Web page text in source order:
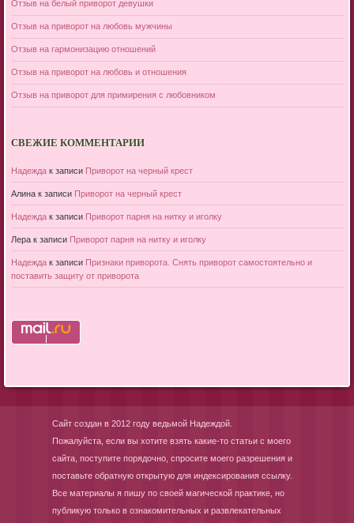
Отзыв на белый приворот девушки
Отзыв на приворот на любовь мужчины
Отзыв на гармонизацию отношений
Отзыв на приворот на любовь и отношения
Отзыв на приворот для примирения с любовником
СВЕЖИЕ КОММЕНТАРИИ
Надеждак записи Приворот на черный крест
Алинак записи Приворот на черный крест
Надеждак записи Приворот парня на нитку и иголку
Лерак записи Приворот парня на нитку и иголку
Надеждак записи Признаки приворота. Снять приворот самостоятельно и
поставить защиту от приворота
Сайт создан в 2012 году ведьмой Надеждой.
Пожалуйста, если вы хотите взять какие-то статьи с моего
сайта, поступите порядочно, спросите моего разрешения и
поставьте обратную открытую для индексирования ссылку.
Все материалы я пишу по своей магической практике, но
публикую только в ознакомительных и развлекательных